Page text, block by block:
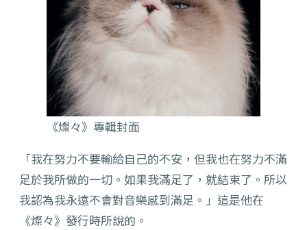
《燦々》專輯封面
「我在努力不要輸給自己的不安，但我也在努力不滿
足於我所做的一切。如果我滿足了，就結束了。所以
我認為我永遠不會對音樂感到滿足。」這是他在
《燦々》發行時所說的。